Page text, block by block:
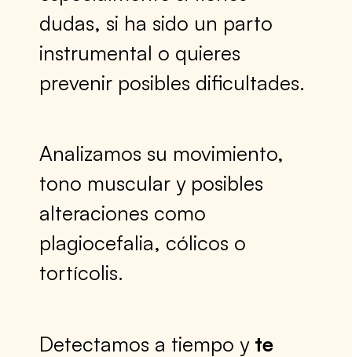
dudas, si ha sido un parto
instrumental o quieres
prevenir posibles dificultades.
Analizamos su movimiento,
tono muscular y posibles
alteraciones como
plagiocefalia, cólicos o
tortícolis.
Detectamos a tiempo y te